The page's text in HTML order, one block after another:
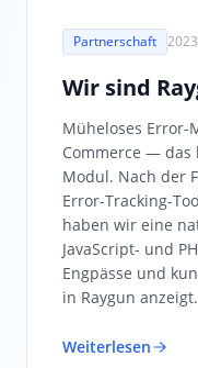
Partnerschaft 2023
Wir sind
Müheloses Error-
Commerce — das
Modul. Nach der
Error-Tracking-
haben wir eine
JavaScript- und
Engpässe und
in Raygun anzeigt.
Weiterlesen